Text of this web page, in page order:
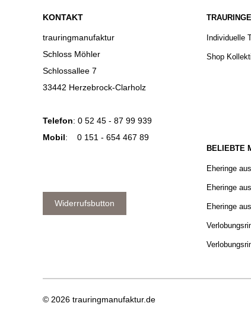
KONTAKT
trauringmanufaktur
Schloss Möhler
Schlossallee 7
33442 Herzebrock-Clarholz
Telefon: 0 52 45 - 87 99 939
Mobil: 0 151 - 654 467 89
Widerrufsbutton
TRAURINGE
Individuelle
Shop
BELIEBTE
Eheringe
Eheringe
Eheringe
© 2026 trauringmanufaktur.de